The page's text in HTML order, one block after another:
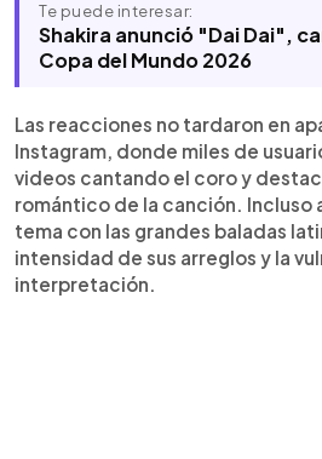
Te puede interesar:
Shakira anunció "Dai Dai",
Copa del Mundo 2026
Las reacciones no tardaron en
Instagram, donde miles de
videos cantando el coro y
romántico de la canción. Incluso
tema con las grandes baladas
intensidad de sus arreglos y la
interpretación.